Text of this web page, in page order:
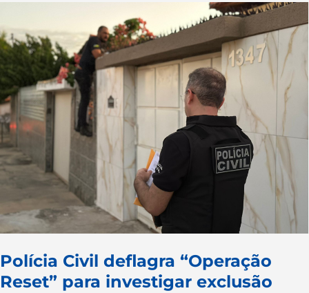
Polícia Civil deflagra “Operação
Reset” para investigar exclusão